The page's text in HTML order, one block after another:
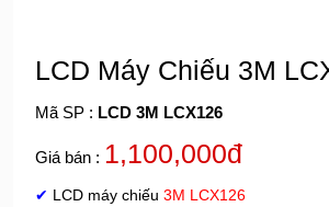
LCD Máy Chiếu 3M
Mã SP : LCD 3M LCX126
Giá bán : 1,100,000đ
✔ LCD máy chiếu 3M LCX126